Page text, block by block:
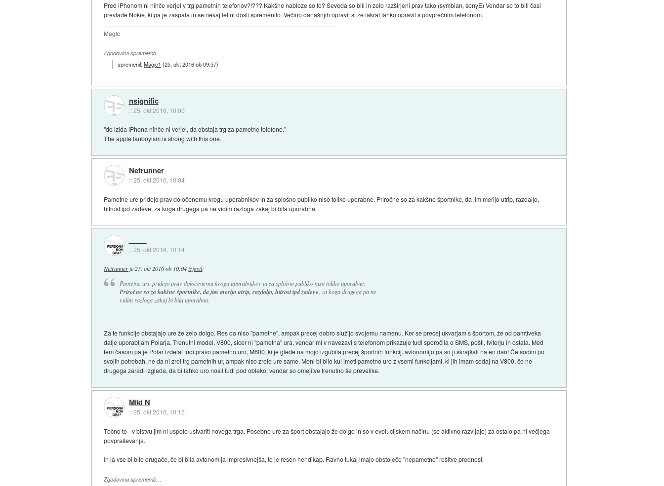
Pred iPhonom ni nihče verjel v trg pametnih telefonov?!??? Kakšne nabloze so to? Seveda so bili in zelo razširjeni prav tako (symbian, sonyE) Vendar so to bili časi
prevlade Nokie, ki pa je zaspala in se nekaj let ni dosti spremenilo. Večino današnjih opravil si že takrat lahko opravil s povprečnim telefonom.
Magic
Zgodovina sprememb…
spremenil:Magic1 (25. okt 2016 ob 09:57)
nsignific
::25. okt 2016, 10:00
"do izida iPhona nihče ni verjel, da obstaja trg za pametne telefone."
The apple fanboyism is strong with this one.
Netrunner
::25. okt 2016, 10:04
Pametne ure pridejo prav določenemu krogu uporabnikov in za splošno publiko niso toliko uporabne. Priročne so za kakšne športnike, da jim merijo utrip, razdaljo,
hitrost ipd zadeve, za koga drugega pa ne vidim razloga zakaj bi bila uporabna.
::25. okt 2016, 10:14
Netrunner je 25. okt 2016 ob 10:04 izjavil:
Pametne ure pridejo prav določenemu krogu uporabnikov in za splošno publiko niso toliko uporabne.
Priročne so za kakšne športnike, da jim merijo utrip, razdaljo, hitrost ipd zadeve, za koga drugega pa ne
vidim razloga zakaj bi bila uporabna.
Za te funkcije obstajajo ure že zelo dolgo. Res da niso "pametne", ampak precej dobro služijo svojemu namenu. Ker se precej ukvarjam s športom, že od pamtiveka
dalje uporabljam Polarja. Trenutni model, V800, sicer ni "pametna" ura, vendar mi v navezavi s telefonom prikazuje tudi sporočila o SMS, pošti, tviterju in ostala. Med
tem časom pa je Polar izdelal tudi pravo pametno uro, M600, ki je glede na mojo izgubila precej športnih funkcij, avtonomijo pa so ji skrajšali na en dan! Če sodim po
svojih potrebah, ne da ni zrel trg pametnih ur, ampak niso zrele ure same. Meni bi bilo kul imeti pametno uro z vsemi funkcijami, ki jih imam sedaj na V800, če ne
drugega zaradi izgleda, da bi lahko uro nosil tudi pod obleko, vendar so omejitve trenutno še prevelike.
Miki N
::25. okt 2016, 10:15
Točno to - v bistvu jim ni uspelo ustvariti novega trga. Posebne ure za šport obstajajo že dolgo in so v evolucijskem načinu (se aktivno razvijajo) za ostalo pa ni večjega
povpraševanja.
In ja vse bi bilo drugače, če bi bila avtonomija impresivnejša, to je resen hendikap. Ravno tukaj imajo obstoječe "nepametne" rešitve prednost.
Zgodovina sprememb…